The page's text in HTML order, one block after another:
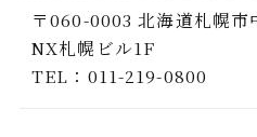
〒060-0003 北海道札幌市
NX札幌ビル1F
TEL：011-219-0800